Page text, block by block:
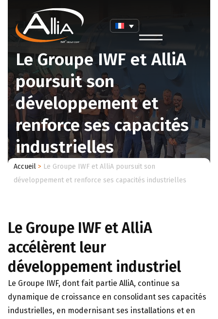
Le Groupe IWF et AlliA
poursuit son
développement et
renforce ses capacités
industrielles
Accueil > Le Groupe IWF et AlliA poursuit son
développement et renforce ses capacités industrielles
Le Groupe IWF et AlliA
accélèrent leur
développement industriel
Le Groupe IWF, dont fait partie AlliA, continue sa
dynamique de croissance en consolidant ses capacités
industrielles, en modernisant ses installations et en